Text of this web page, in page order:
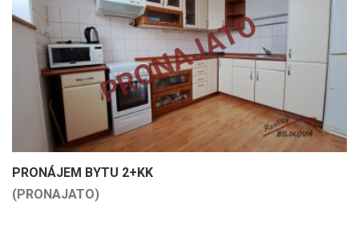
PRONAJATO
PRONÁJEM BYTU 2+KK
(PRONAJATO)